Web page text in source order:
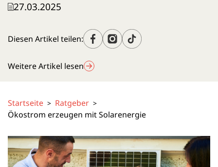
27.03.2025
Diesen Artikel teilen:
Weitere Artikel lesen
Startseite > Ratgeber >
Ökostrom erzeugen mit Solarenergie